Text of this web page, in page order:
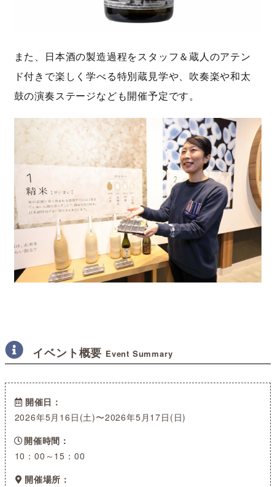
また、日本酒の製造過程をスタッフ＆蔵人のアテン
ド付きで楽しく学べる特別蔵見学や、吹奏楽や和太
鼓の演奏ステージなども開催予定です。
イベント概要 Event Summary
開催日
2026年5月16日(土)〜2026年5月17日(日)
開催時間
10：00～15：00
開催場所